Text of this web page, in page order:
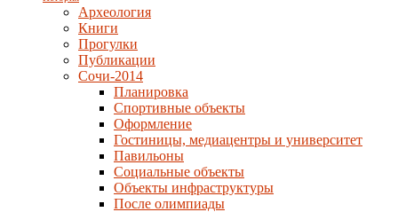
Археология
Книги
Прогулки
Публикации
Сочи-2014
Планировка
Спортивные объекты
Оформление
Гостиницы, медиацентры и университет
Павильоны
Социальные объекты
Объекты инфраструктуры
После олимпиады